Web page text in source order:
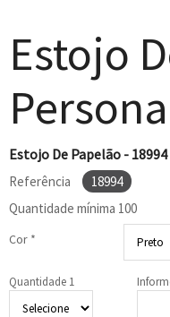
Estojo
Estojo De Papelão - 18994
Referência
18994
Quantidade mínima 100
Cor *
Quantidade 1